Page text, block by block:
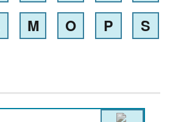
M O P
S